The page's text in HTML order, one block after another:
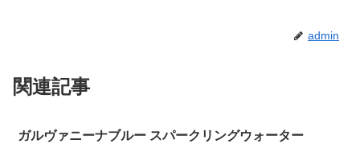
admin
関連記事
ガルヴァニーナブルー スパークリングウォーター